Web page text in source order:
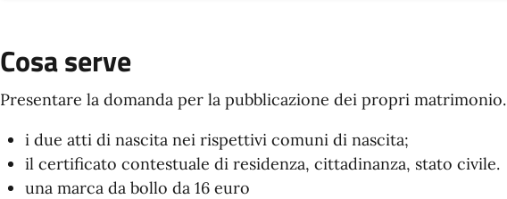
Cosa serve
Presentare la domanda per la pubblicazione dei propri matrimonio.
i due atti di nascita nei rispettivi comuni di nascita;
il certificato contestuale di residenza, cittadinanza, stato civile.
una marca da bollo da 16 euro